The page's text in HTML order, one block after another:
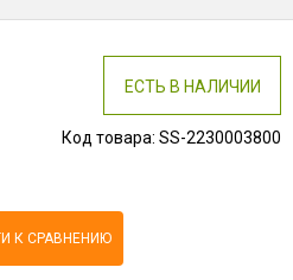
ЕСТЬ В НАЛИЧИИ
Код товара: SS-2230003800